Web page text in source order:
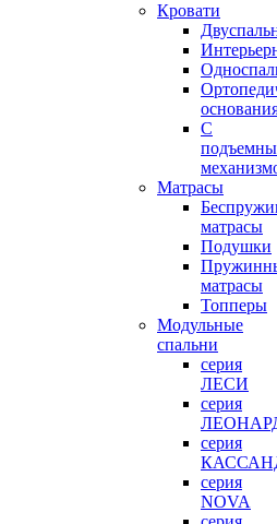
Кровати
С
Матрасы
матрасы
Подушки
матрасы
Топперы
Модульные
спальни
серия
ЛЕСИ
серия
серия
серия
NOVA